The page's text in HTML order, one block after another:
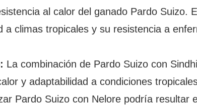
al calor del ganado Pardo Suizo.
a climas tropicales y su resistencia a
La combinación de Pardo Suizo con
y adaptabilidad a condiciones
Pardo Suizo con Nelore podría resultar